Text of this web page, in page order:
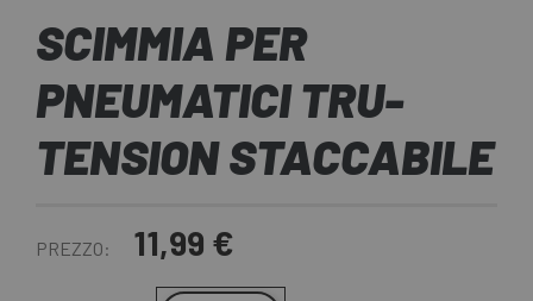
SCIMMIA PER
PNEUMATICI TRU-
TENSION STACCABILE
PREZZO: 11,99 €